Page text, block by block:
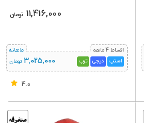
تومان 11,416,000
اقساط 4 ماهه
اسنپ
دیجی ترب 3,025,000 تومان
ماهانه
4.0